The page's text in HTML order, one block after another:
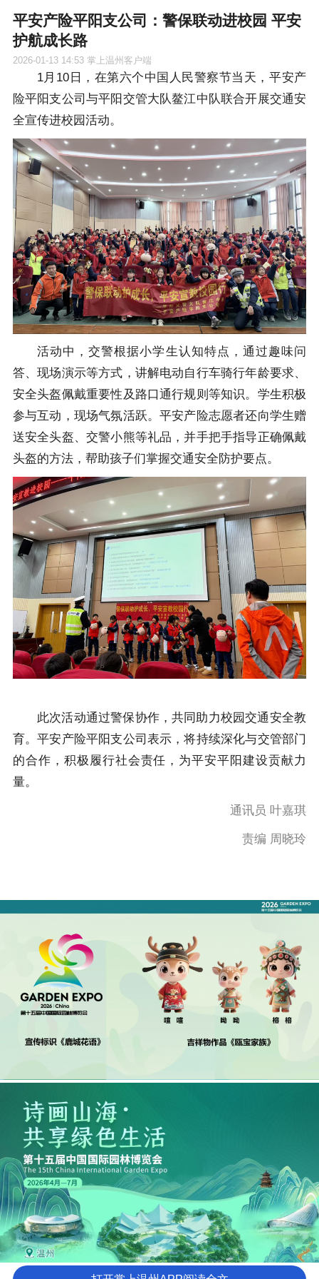
平安产险平阳支公司：警保联动进校园 平安
护航成长路
2026-01-13 14:53掌上温州客户端
1月10日，在第六个中国人民警察节当天，平安产
险平阳支公司与平阳交管大队鳌江中队联合开展交通安
全宣传进校园活动。
活动中，交警根据小学生认知特点，通过趣味问
答、现场演示等方式，讲解电动自行车骑行年龄要求、
安全头盔佩戴重要性及路口通行规则等知识。学生积极
参与互动，现场气氛活跃。平安产险志愿者还向学生赠
送安全头盔、交警小熊等礼品，并手把手指导正确佩戴
头盔的方法，帮助孩子们掌握交通安全防护要点。
此次活动通过警保协作，共同助力校园交通安全教
育。平安产险平阳支公司表示，将持续深化与交管部门
的合作，积极履行社会责任，为平安平阳建设贡献力
量。
通讯员 叶嘉琪
责编 周晓玲